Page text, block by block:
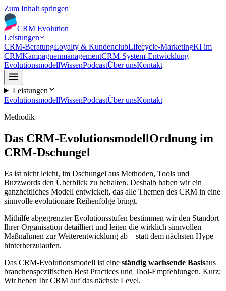
Zum Inhalt springen
CRM Evolution
Leistungen
CRM-BeratungLoyalty & KundenclubLifecycle-MarketingKI im
CRMKampagnenmanagementCRM-System-Entwicklung
EvolutionsmodellWissenPodcastÜber unsKontakt
Leistungen
EvolutionsmodellWissenPodcastÜber unsKontakt
Methodik
Das CRM-EvolutionsmodellOrdnung im
CRM-Dschungel
Es ist nicht leicht, im Dschungel aus Methoden, Tools und
Buzzwords den Überblick zu behalten. Deshalb haben wir ein
ganzheitliches Modell entwickelt, das alle Themen des CRM in eine
sinnvolle evolutionäre Reihenfolge bringt.
Mithilfe abgegrenzter Evolutionsstufen bestimmen wir den Standort
Ihrer Organisation detailliert und leiten die wirklich sinnvollen
Maßnahmen zur Weiterentwicklung ab – statt dem nächsten Hype
hinterherzulaufen.
Das CRM-Evolutionsmodell ist eine ständig wachsende Basisaus
branchenspezifischen Best Practices und Tool-Empfehlungen. Kurz:
Wir heben Ihr CRM auf das nächste Level.